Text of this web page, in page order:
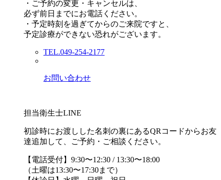
・ご予約の変更・キャンセルは、
必ず前日までにお電話ください。
・予定時刻を過ぎてからのご来院ですと、
予定診療ができない恐れがございます。
TEL.049-254-2177
お問い合わせ
担当衛生士LINE
初診時にお渡しした名刺の裏にあるQRコードからお友
達追加して、ご予約・ご相談ください。
【電話受付】9:30〜12:30 / 13:30〜18:00
（土曜は13:30〜17:30まで）